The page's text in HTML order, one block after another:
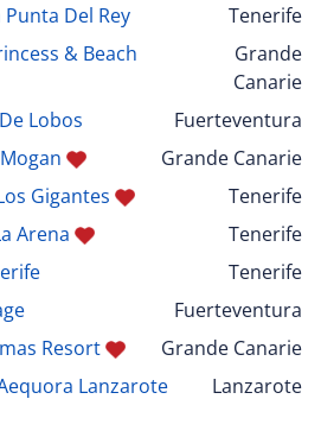
Del Rey
Tenerife
& Beach
Grande
Canarie
Lobos
Fuerteventura
Grande Canarie
Gigantes
Tenerife
Arena
Tenerife
Tenerife
Fuerteventura
Resort
Grande Canarie
Lanzarote
Lanzarote